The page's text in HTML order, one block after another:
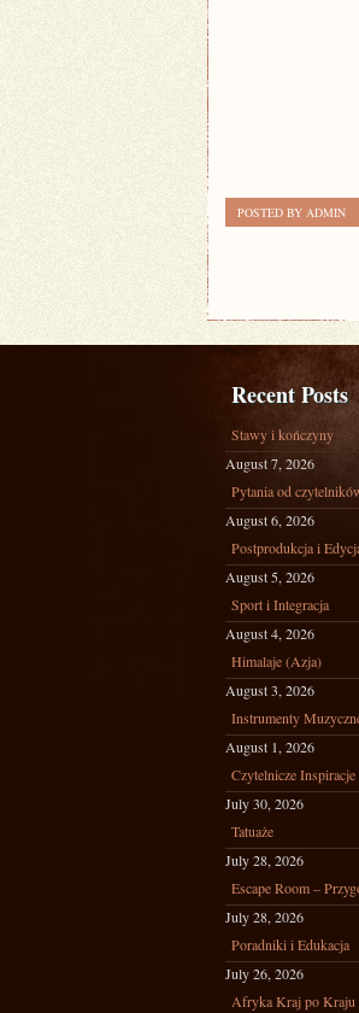
POSTED BY ADMIN
Recent Posts
Stawy i kończyny
August 7, 2026
Pytania od
August 6, 2026
Postprodukcja i
August 5, 2026
Sport i Integracja
August 4, 2026
Himalaje (Azja)
August 3, 2026
Instrumenty
August 1, 2026
Czytelnicze
July 30, 2026
Tatuaże
July 28, 2026
Escape Room –
July 28, 2026
Poradniki i Edukacja
July 26, 2026
Afryka Kraj po Kraju